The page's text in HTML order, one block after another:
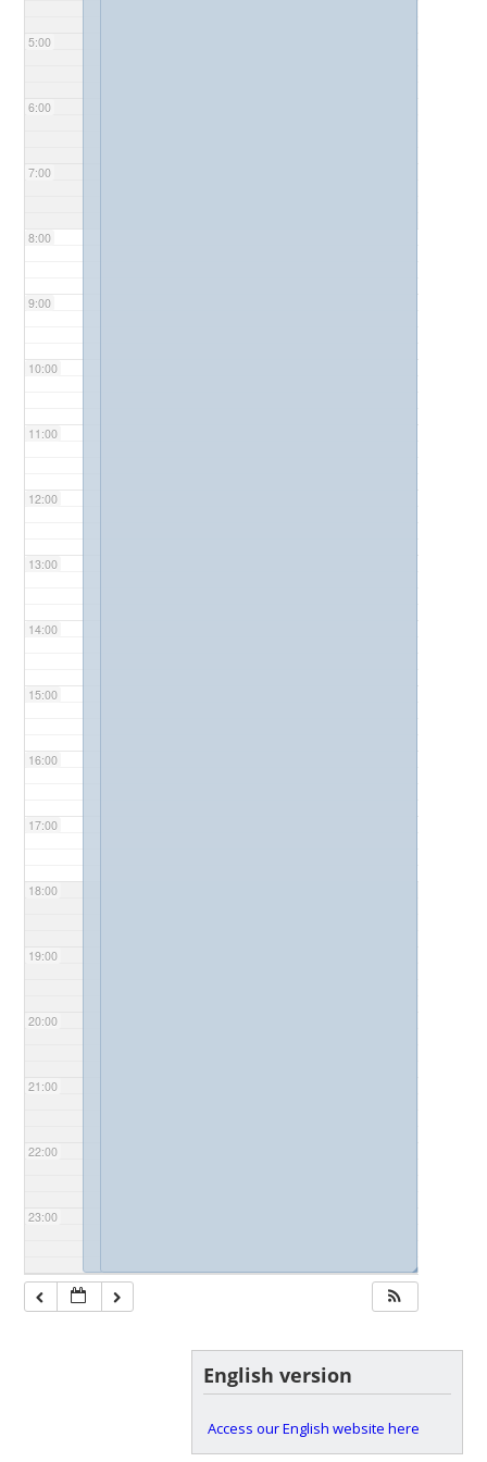
5:00
6:00
7:00
8:00
9:00
10:00
11:00
12:00
13:00
14:00
15:00
16:00
17:00
18:00
19:00
20:00
21:00
22:00
23:00
◢
English version
Access our English website here